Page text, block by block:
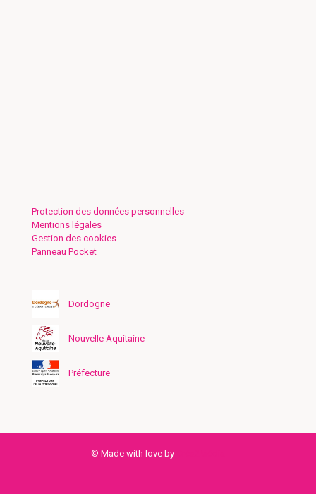
Protection des données personnelles
Mentions légales
Gestion des cookies
Panneau Pocket
Dordogne
Nouvelle Aquitaine
Préfecture
© Made with love by